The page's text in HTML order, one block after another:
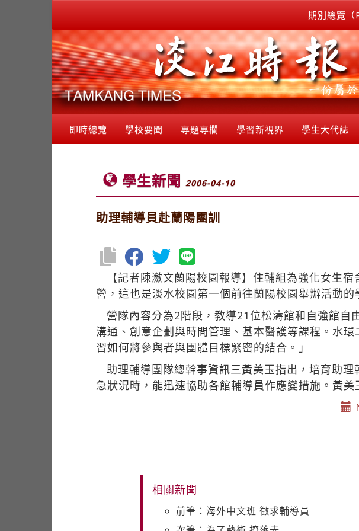
期別總覽（
即時總覽 學校要聞 專題專欄 學習新視界 學生大代誌
學生新聞 2006-04-10
助理輔導員赴蘭陽團訓
【記者陳瀲文蘭陽校園報導】住輔組為強化女生
營，這也是淡水校園第一個前往蘭陽校園舉辦活動的
營隊內容分為2階段，教導21位松濤館和自強館
溝通、創意企劃與時間管理、基本醫護等課程。水
習如何將參與者與團體目標緊密的結合。」
助理輔導團隊總幹事資訊三黃美玉指出，培育助
急狀況時，能迅速協助各館輔導員作應變措施。黃
相關新聞
前筆：海外中文班 徵求輔導員